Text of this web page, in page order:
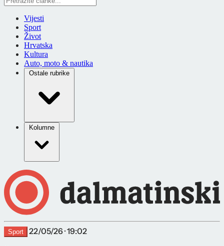
Vijesti
Sport
Život
Hrvatska
Kultura
Auto, moto & nautika
Ostale rubrike
Kolumne
Sport 22/05/26 · 19:02